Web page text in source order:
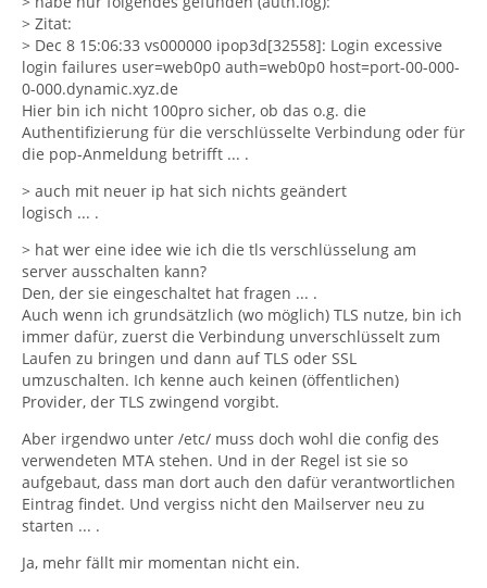
> Zitat:
> Dec 8 15:06:33 vs000000 ipop3d[32558]: Login excessive
login failures user=web0p0 auth=web0p0 host=port-00-000-
0-000.dynamic.xyz.de
Hier bin ich nicht 100pro sicher, ob das o.g. die
Authentifizierung für die verschlüsselte Verbindung oder für
die pop-Anmeldung betrifft ... .
> auch mit neuer ip hat sich nichts geändert
logisch ... .
> hat wer eine idee wie ich die tls verschlüsselung am
server ausschalten kann?
Den, der sie eingeschaltet hat fragen ... .
Auch wenn ich grundsätzlich (wo möglich) TLS nutze, bin ich
immer dafür, zuerst die Verbindung unverschlüsselt zum
Laufen zu bringen und dann auf TLS oder SSL
umzuschalten. Ich kenne auch keinen (öffentlichen)
Provider, der TLS zwingend vorgibt.
Aber irgendwo unter /etc/ muss doch wohl die config des
verwendeten MTA stehen. Und in der Regel ist sie so
aufgebaut, dass man dort auch den dafür verantwortlichen
Eintrag findet. Und vergiss nicht den Mailserver neu zu
starten ... .
Ja, mehr fällt mir momentan nicht ein.